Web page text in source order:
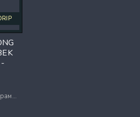
Ужасы